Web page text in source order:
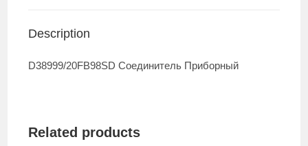
Description
D38999/20FB98SD Соединитель Приборный
Related products